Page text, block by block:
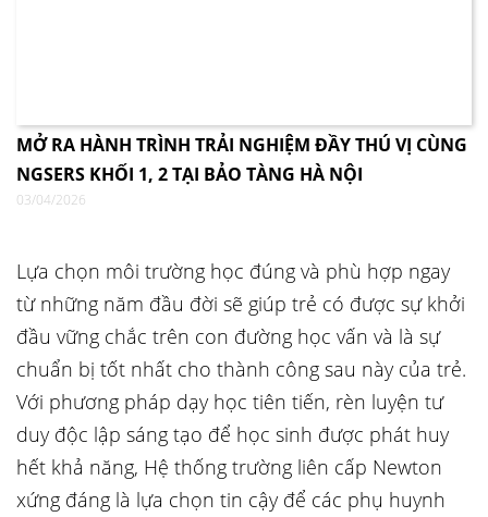
MỞ RA HÀNH TRÌNH TRẢI NGHIỆM ĐẦY THÚ VỊ CÙNG
NGSERS KHỐI 1, 2 TẠI BẢO TÀNG HÀ NỘI
03/04/2026
Lựa chọn môi trường học đúng và phù hợp ngay
từ những năm đầu đời sẽ giúp trẻ có được sự khởi
đầu vững chắc trên con đường học vấn và là sự
chuẩn bị tốt nhất cho thành công sau này của trẻ.
Với phương pháp dạy học tiên tiến, rèn luyện tư
duy độc lập sáng tạo để học sinh được phát huy
hết khả năng, Hệ thống trường liên cấp Newton
xứng đáng là lựa chọn tin cậy để các phụ huynh